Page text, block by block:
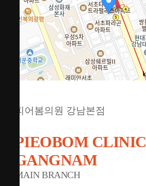
전화
1644-8343
피어봄의원 강남본점
PIEOBOM CLINIC
GANGNAM
MAIN BRANCH